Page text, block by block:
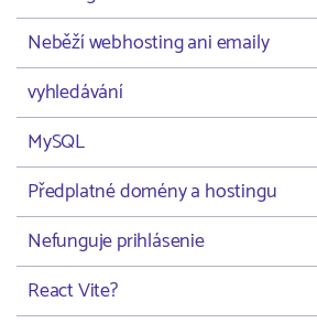
Neběží webhosting ani emaily
vyhledávání
MySQL
Předplatné domény a hostingu
Nefunguje prihlásenie
React Vite?